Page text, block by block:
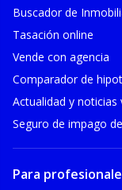
Buscador de
Tasación online
Vende con agencia
Comparador de
Actualidad y noticias
Seguro de impago
Para